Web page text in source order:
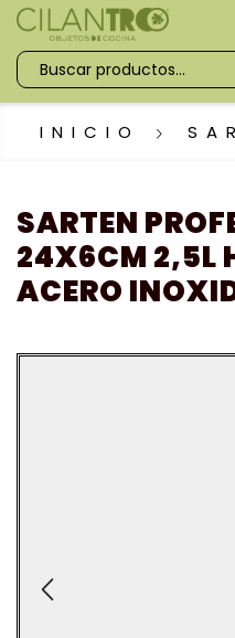
INICIO
SARTEN
24X6CM 2,5L
ACERO